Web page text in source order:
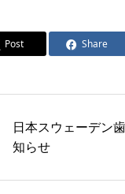
Post Share
日本スウェーデン
知らせ